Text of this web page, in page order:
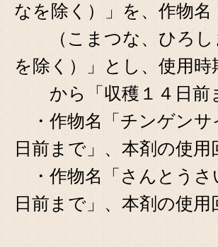
なを除く）」を、作物
（こまつな、ひろし
を除く）」とし、使用
から「収穫１４日前
・作物名「チンゲンサ
日前まで」、本剤の使
・作物名「さんとうさ
日前まで」、本剤の使